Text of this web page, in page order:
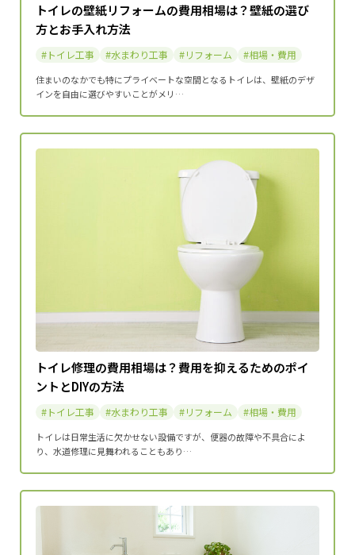
トイレの壁紙リフォームの費用相場は？壁紙の選び
方とお手入れ方法
トイレ工事 水まわり工事 リフォーム 相場・費用
住まいのなかでも特にプライベートな空間となるトイレは、壁紙のデザ
インを自由に選びやすいことがメリ…
トイレ修理の費用相場は？費用を抑えるためのポイ
ントとDIYの方法
トイレ工事 水まわり工事 リフォーム 相場・費用
トイレは日常生活に欠かせない設備ですが、便器の故障や不具合によ
り、水道修理に見舞われることもあり…